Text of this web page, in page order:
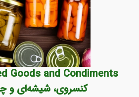
Goods and Condiments
کنسروی، شیشه‌ای و